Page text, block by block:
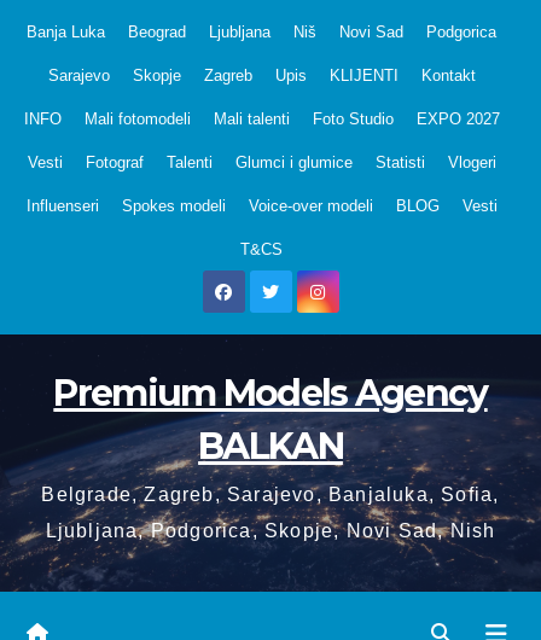
Banja Luka Beograd Ljubljana Niš Novi Sad Podgorica
Sarajevo Skopje Zagreb Upis KLIJENTI Kontakt
INFO Mali fotomodeli Mali talenti Foto Studio EXPO 2027
Vesti Fotograf Talenti Glumci i glumice Statisti Vlogeri
Influenseri Spokes modeli Voice-over modeli BLOG Vesti
T&CS
Premium Models Agency
BALKAN
Belgrade, Zagreb, Sarajevo, Banjaluka, Sofia,
Ljubljana, Podgorica, Skopje, Novi Sad, Nish